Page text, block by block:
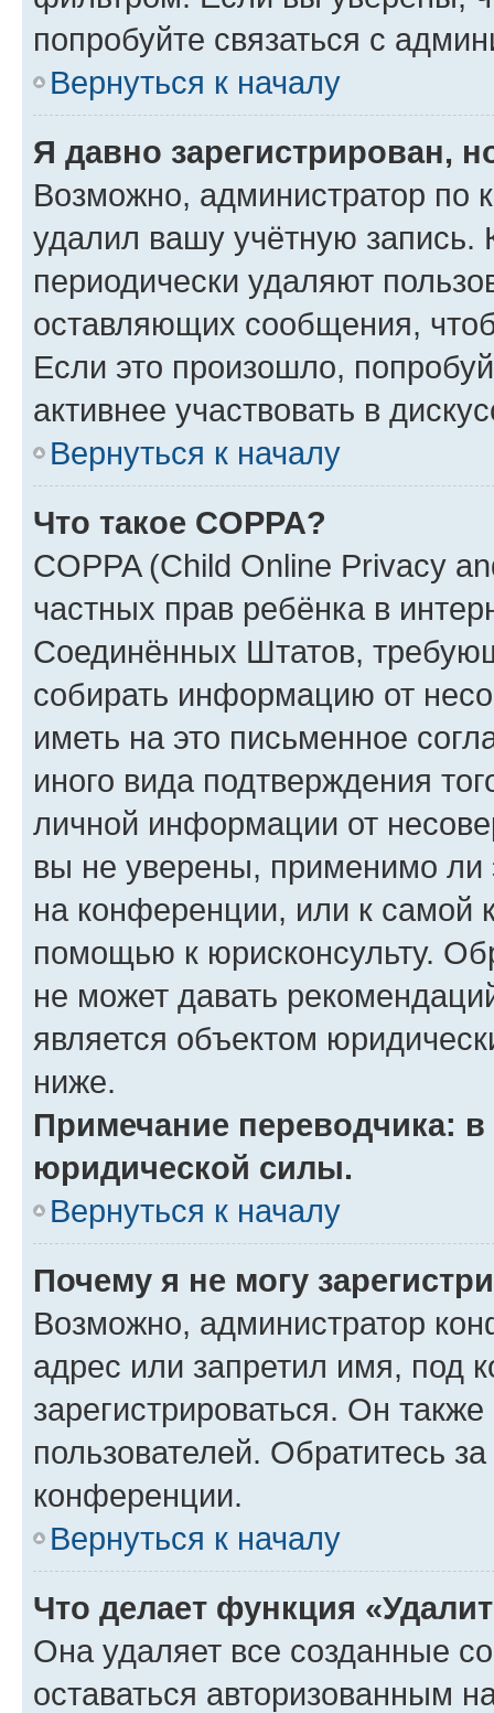
попробуйте связаться с
Вернуться к началу
Я давно зарегистрирован,
Возможно, администратор по
удалил вашу учётную запись.
периодически удаляют
оставляющих сообщения,
Если это произошло,
активнее участвовать в
Вернуться к началу
Что такое COPPA?
COPPA (Child Online Privacy
частных прав ребёнка в
Соединённых Штатов,
собирать информацию от
иметь на это письменное
иного вида подтверждения
личной информации от
вы не уверены, применимо ли
на конференции, или к самой
помощью к юрисконсульту.
не может давать
является объектом
ниже.
Примечание переводчика:
юридической силы.
Вернуться к началу
Почему я не могу
Возможно, администратор
адрес или запретил имя, под
зарегистрироваться. Он
пользователей. Обратитесь
конференции.
Вернуться к началу
Что делает функция
Она удаляет все созданные
оставаться авторизованным